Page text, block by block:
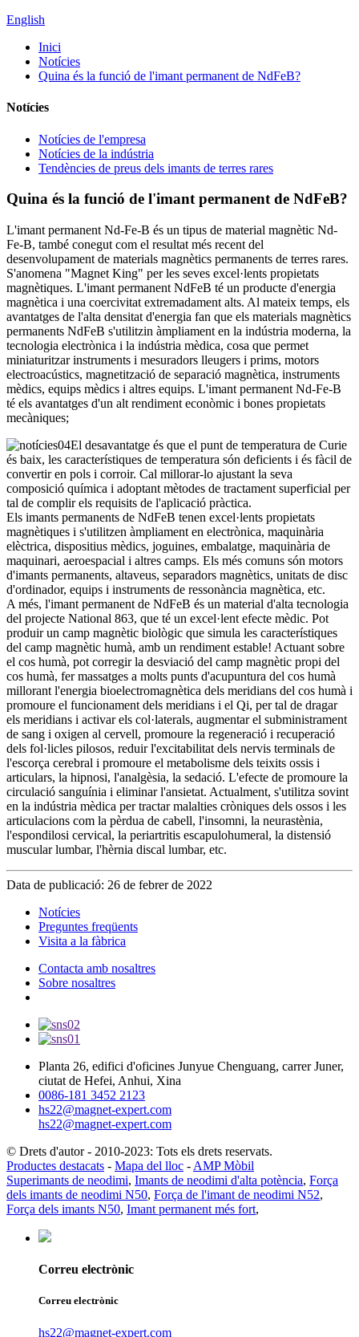
English
Inici
Notícies
Quina és la funció de l'imant permanent de NdFeB?
Notícies
Notícies de l'empresa
Notícies de la indústria
Tendències de preus dels imants de terres rares
Quina és la funció de l'imant permanent de NdFeB?
L'imant permanent Nd-Fe-B és un tipus de material magnètic Nd-
Fe-B, també conegut com el resultat més recent del
desenvolupament de materials magnètics permanents de terres rares.
S'anomena "Magnet King" per les seves excel·lents propietats
magnètiques. L'imant permanent NdFeB té un producte d'energia
magnètica i una coercivitat extremadament alts. Al mateix temps, els
avantatges de l'alta densitat d'energia fan que els materials magnètics
permanents NdFeB s'utilitzin àmpliament en la indústria moderna, la
tecnologia electrònica i la indústria mèdica, cosa que permet
miniaturitzar instruments i mesuradors lleugers i prims, motors
electroacústics, magnetització de separació magnètica, instruments
mèdics, equips mèdics i altres equips. L'imant permanent Nd-Fe-B
té els avantatges d'un alt rendiment econòmic i bones propietats
mecàniques;
El desavantatge és que el punt de temperatura de Curie
és baix, les característiques de temperatura són deficients i és fàcil de
convertir en pols i corroir. Cal millorar-lo ajustant la seva
composició química i adoptant mètodes de tractament superficial per
tal de complir els requisits de l'aplicació pràctica.
Els imants permanents de NdFeB tenen excel·lents propietats
magnètiques i s'utilitzen àmpliament en electrònica, maquinària
elèctrica, dispositius mèdics, joguines, embalatge, maquinària de
maquinari, aeroespacial i altres camps. Els més comuns són motors
d'imants permanents, altaveus, separadors magnètics, unitats de disc
d'ordinador, equips i instruments de ressonància magnètica, etc.
A més, l'imant permanent de NdFeB és un material d'alta tecnologia
del projecte National 863, que té un excel·lent efecte mèdic. Pot
produir un camp magnètic biològic que simula les característiques
del camp magnètic humà, amb un rendiment estable! Actuant sobre
el cos humà, pot corregir la desviació del camp magnètic propi del
cos humà, fer massatges a molts punts d'acupuntura del cos humà
millorant l'energia bioelectromagnètica dels meridians del cos humà i
promoure el funcionament dels meridians i el Qi, per tal de dragar
els meridians i activar els col·laterals, augmentar el subministrament
de sang i oxigen al cervell, promoure la regeneració i recuperació
dels fol·licles pilosos, reduir l'excitabilitat dels nervis terminals de
l'escorça cerebral i promoure el metabolisme dels teixits ossis i
articulars, la hipnosi, l'analgèsia, la sedació. L'efecte de promoure la
circulació sanguínia i eliminar l'ansietat. Actualment, s'utilitza sovint
en la indústria mèdica per tractar malalties cròniques dels ossos i les
articulacions com la pèrdua de cabell, l'insomni, la neurastènia,
l'espondilosi cervical, la periartritis escapulohumeral, la distensió
muscular lumbar, l'hèrnia discal lumbar, etc.
Data de publicació: 26 de febrer de 2022
Notícies
Preguntes freqüents
Visita a la fàbrica
Contacta amb nosaltres
Sobre nosaltres
Planta 26, edifici d'oficines Junyue Chenguang, carrer Juner,
ciutat de Hefei, Anhui, Xina
0086-181 3452 2123
hs22@magnet-expert.com
hs22@magnet-expert.com
© Drets d'autor - 2010-2023: Tots els drets reservats.
Productes destacats - Mapa del lloc - AMP Mòbil
Superimants de neodimi, Imants de neodimi d'alta potència, Força
dels imants de neodimi N50, Força de l'imant de neodimi N52,
Força dels imants N50, Imant permanent més fort,
Correu electrònic
Correu electrònic
hs22@magnet-expert.com